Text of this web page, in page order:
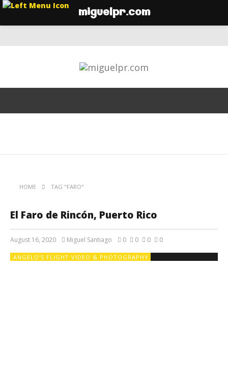
HOME TAG "FARO"
El Faro de Rincón, Puerto Rico
August 16, 2020 Miguel Santiago 0 0 0 0
ANGELO'S FLIGHT VIDEO & PHOTOGRAPHY
miguelpr.com